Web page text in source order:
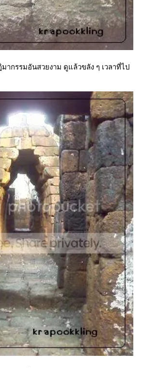
ากรรมอันสวยงาม ดูแล้วขลัง ๆ เวลาที่ไป